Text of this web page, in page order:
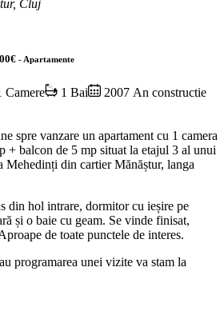
Cluj
- Apartamente
Camere 1 Bai
2007 An constructie
spre vanzare un apartament cu 1 camera
+ balcon de 5 mp situat la etajul 3 al unui
Mehedinți din cartier Mănăștur, langa
din hol intrare, dormitor cu ieșire pe
și o baie cu geam. Se vinde finisat,
de toate punctele de interes.
programarea unei vizite va stam la